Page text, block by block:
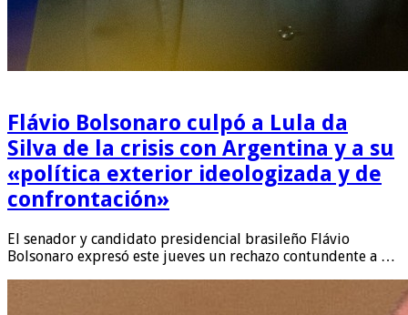
Flávio Bolsonaro culpó a Lula da
Silva de la crisis con Argentina y a su
«política exterior ideologizada y de
confrontación»
El senador y candidato presidencial brasileño Flávio
Bolsonaro expresó este jueves un rechazo contundente a …